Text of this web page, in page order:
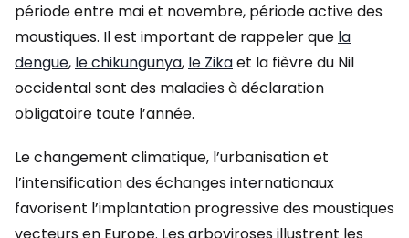
période entre mai et novembre, période active des
moustiques. Il est important de rappeler que la
dengue, le chikungunya, le Zikaet la fièvre du Nil
occidental sont des maladies à déclaration
obligatoire toute l’année.
Le changement climatique, l’urbanisation et
l’intensification des échanges internationaux
favorisent l’implantation progressive des moustiques